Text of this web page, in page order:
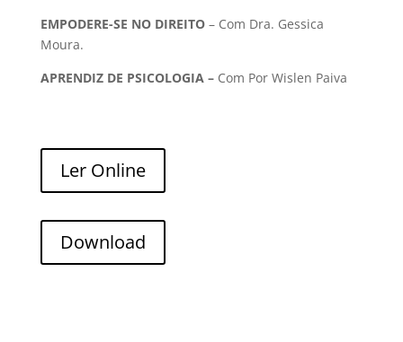
EMPODERE-SE NO DIREITO– Com Dra. Gessica
Moura.
APRENDIZ DE PSICOLOGIA – Com Por Wislen Paiva
Ler Online
Download